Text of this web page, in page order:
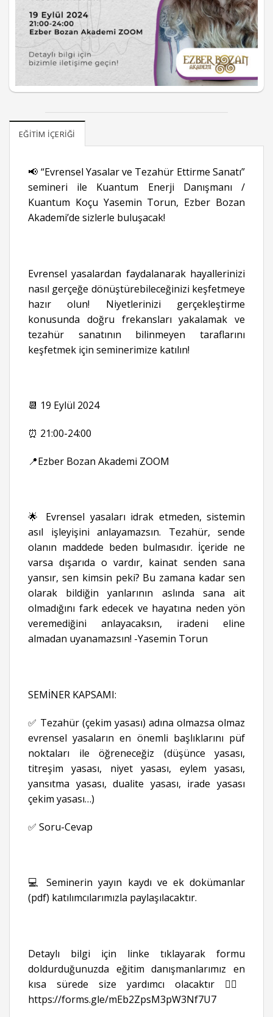
EĞITIM İÇERIĞI
📢 “Evrensel Yasalar ve Tezahür Ettirme Sanatı”
semineri ile Kuantum Enerji Danışmanı /
Kuantum Koçu Yasemin Torun, Ezber Bozan
Akademi’de sizlerle buluşacak!
Evrensel yasalardan faydalanarak hayallerinizi
nasıl gerçeğe dönüştürebileceğinizi keşfetmeye
hazır olun! Niyetlerinizi gerçekleştirme
konusunda doğru frekansları yakalamak ve
tezahür sanatının bilinmeyen taraflarını
keşfetmek için seminerimize katılın!
📆 19 Eylül 2024
⏰ 21:00-24:00
📍Ezber Bozan Akademi ZOOM
🌟 Evrensel yasaları idrak etmeden, sistemin
asıl işleyişini anlayamazsın. Tezahür, sende
olanın maddede beden bulmasıdır. İçeride ne
varsa dışarıda o vardır, kainat senden sana
yansır, sen kimsin peki? Bu zamana kadar sen
olarak bildiğin yanlarının aslında sana ait
olmadığını fark edecek ve hayatına neden yön
veremediğini anlayacaksın, iradeni eline
almadan uyanamazsın! -Yasemin Torun
SEMİNER KAPSAMI:
✅ Tezahür (çekim yasası) adına olmazsa olmaz
evrensel yasaların en önemli başlıklarını püf
noktaları ile öğreneceğiz (düşünce yasası,
titreşim yasası, niyet yasası, eylem yasası,
yansıtma yasası, dualite yasası, irade yasası
çekim yasası…)
✅ Soru-Cevap
💻 Seminerin yayın kaydı ve ek dokümanlar
(pdf) katılımcılarımızla paylaşılacaktır.
Detaylı bilgi için linke tıklayarak formu
doldurduğunuzda eğitim danışmanlarımız en
kısa sürede size yardımcı olacaktır 👉🏻
https://forms.gle/mEb2ZpsM3pW3Nf7U7